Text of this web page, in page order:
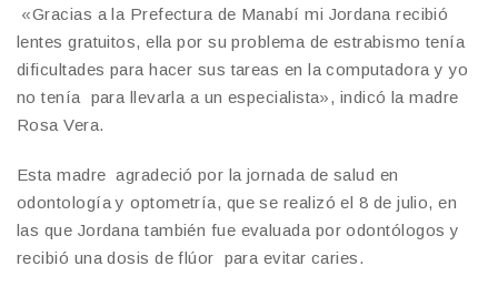
«Gracias a la Prefectura de Manabí mi Jordana recibió
lentes gratuitos, ella por su problema de estrabismo tenía
dificultades para hacer sus tareas en la computadora y yo
no tenía para llevarla a un especialista», indicó la madre
Rosa Vera.
Esta madre agradeció por la jornada de salud en
odontología y optometría, que se realizó el 8 de julio, en
las que Jordana también fue evaluada por odontólogos y
recibió una dosis de flúor para evitar caries.